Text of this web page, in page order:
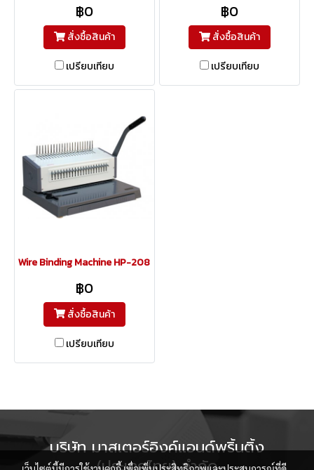
฿0
สั่งซื้อสินค้า
เปรียบเทียบ
฿0
สั่งซื้อสินค้า
เปรียบเทียบ
Wire Binding Machine HP-2088C
฿0
สั่งซื้อสินค้า
เปรียบเทียบ
บริษัท มาสเตอร์อิงค์แอนด์พริ้นติ้ง